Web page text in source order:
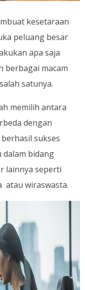
kesetaraan
peluang besar
apa saja
berbagai macam
satunya.
memilih antara
dengan
sukses
dalam bidang
lainnya seperti
atau wiraswasta.